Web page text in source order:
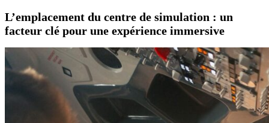
L’emplacement du centre de simulation : un
facteur clé pour une expérience immersive